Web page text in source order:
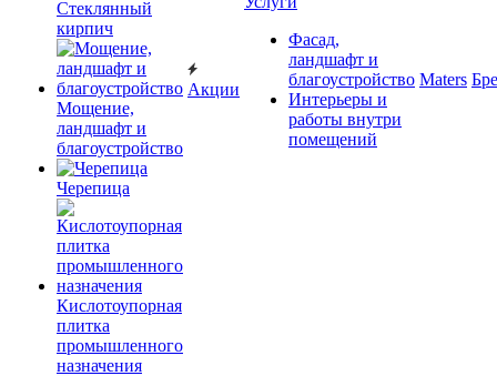
Cтеклянный
кирпич
Мощение,
ландшафт и
благоустройство
Черепица
Кислотоупорная
плитка
промышленного
назначения
Акции
Фасад,
ландшафт и
благоустройство
Интерьеры и
работы внутри
помещений
Maters